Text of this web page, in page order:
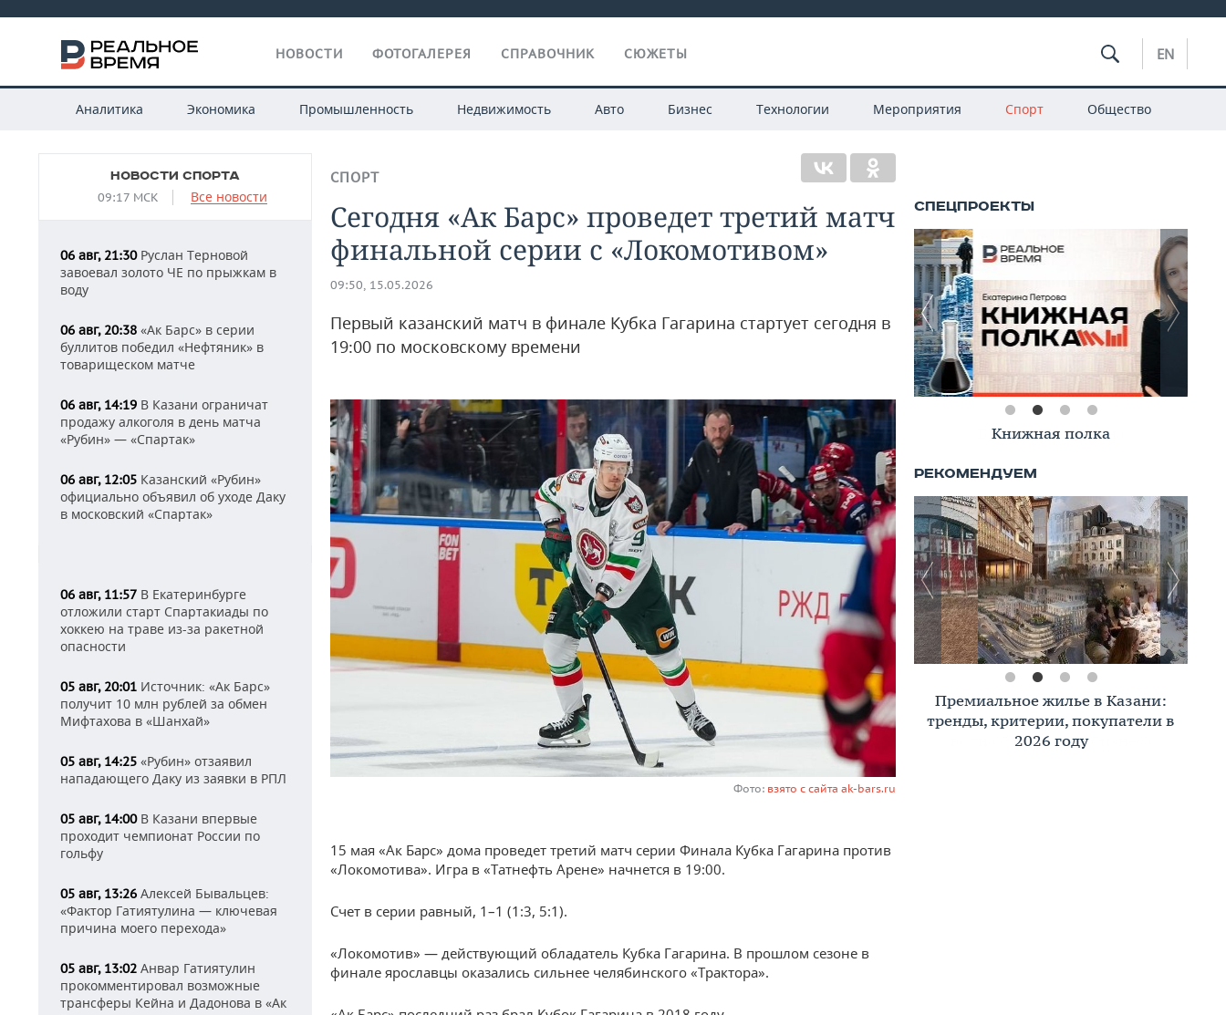
НОВОСТИ ФОТОГАЛЕРЕЯ СПРАВОЧНИК СЮЖЕТЫ EN
Аналитика Экономика Промышленность Недвижимость Авто Бизнес Технологии Мероприятия Спорт Общество
НОВОСТИ СПОРТА
09:17 МСК Все новости
06 авг, 21:30Руслан Терновой
завоевал золото ЧЕ по прыжкам в
воду
06 авг, 20:38 «Ак Барс» в серии
буллитов победил «Нефтяник» в
товарищеском матче
06 авг, 14:19 В Казани ограничат
продажу алкоголя в день матча
«Рубин» — «Спартак»
06 авг, 12:05 Казанский «Рубин»
официально объявил об уходе Даку
в московский «Спартак»
06 авг, 11:57 В Екатеринбурге
отложили старт Спартакиады по
хоккею на траве из-за ракетной
опасности
05 авг, 20:01 Источник: «Ак Барс»
получит 10 млн рублей за обмен
Мифтахова в «Шанхай»
05 авг, 14:25 «Рубин» отзаявил
нападающего Даку из заявки в РПЛ
05 авг, 14:00В Казани впервые
проходит чемпионат России по
гольфу
05 авг, 13:26 Алексей Бывальцев:
«Фактор Гатиятулина — ключевая
причина моего перехода»
05 авг, 13:02 Анвар Гатиятулин
прокомментировал возможные
трансферы Кейна и Дадонова в «Ак
СПОРТ
Сегодня «Ак Барс» проведет третий матч
финальной серии с «Локомотивом»
09:50, 15.05.2026
Первый казанский матч в финале Кубка Гагарина стартует сегодня в
19:00 по московскому времени
Фото: взято с сайта ak-bars.ru
15 мая «Ак Барс» дома проведет третий матч серии Финала Кубка Гагарина против
«Локомотива». Игра в «Татнефть Арене» начнется в 19:00.
Счет в серии равный, 1–1 (1:3, 5:1).
«Локомотив» — действующий обладатель Кубка Гагарина. В прошлом сезоне в
финале ярославцы оказались сильнее челябинского «Трактора».
Книжная полка
Премиальное жилье в Казани:
тренды, критерии, покупатели в
2026 году